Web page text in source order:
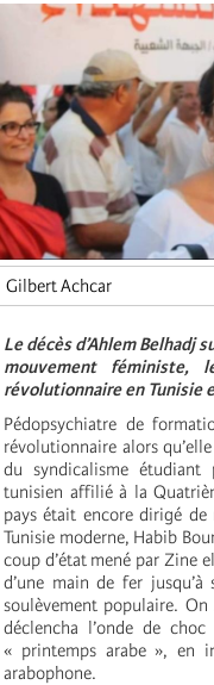
Gilbert Achcar
Le décès d’Ahlem Belhadj
mouvement féministe,
révolutionnaire en Tunisie
Pédopsychiatre de
révolutionnaire alors
du syndicalisme
tunisien affilié à la
pays était encore dirigé
Tunisie moderne, Habib
coup d’état mené par Zine
d’une main de fer
soulèvement populaire.
déclencha l’onde de
« printemps arabe », en
arabophone.